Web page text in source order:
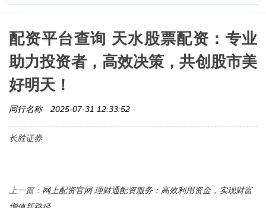
配资平台查询 天水股票配资：专业
助力投资者，高效决策，共创股市美
好明天！
同行名称 2025-07-31 12:33:52
长胜证券
上一篇： 网上配资官网 理财通配资服务：高效利用资金，实现财富